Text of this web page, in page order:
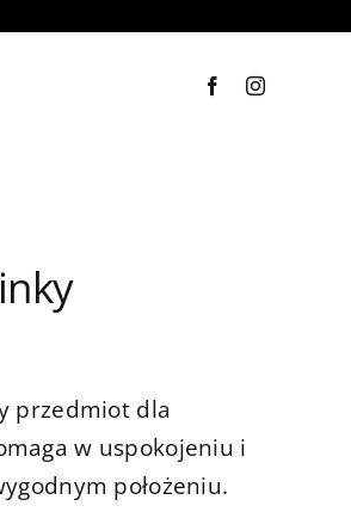
przedmiot dla
w uspokojeniu i
położeniu.